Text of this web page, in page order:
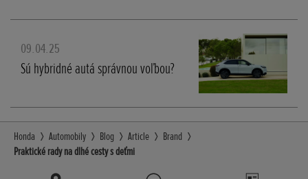
09.04.25
Sú hybridné autá správnou voľbou?
Honda Automobily Blog Article
Brand
Praktické rady na dlhé cesty s deťmi